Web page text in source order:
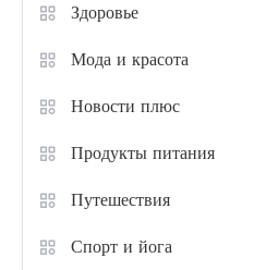
Здоровье
Мода и красота
Новости плюс
Продукты питания
Путешествия
Спорт и йога